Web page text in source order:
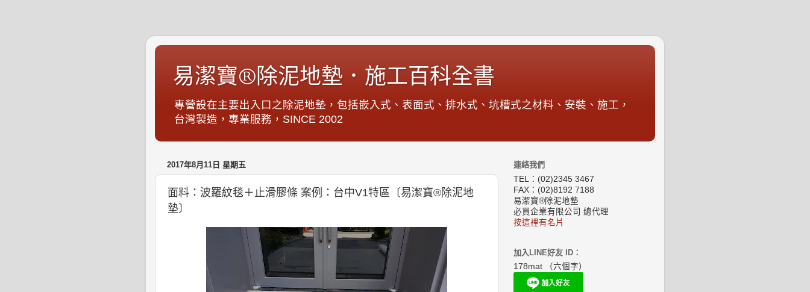
易潔寶®除泥地墊．施工百科全書
專營設在主要出入口之除泥地墊，包括嵌入式、表面式、排水式、坑槽式之材料、安裝、施工，
台灣製造，專業服務，SINCE 2002
2017年8月11日 星期五
面料：波羅紋毯＋止滑膠條 案例：台中V1特區〔易潔寶®除泥地
墊〕
連絡我們
TEL：(02)2345 3467
FAX：(02)8192 7188
易潔寶®除泥地墊
必買企業有限公司 總代理
按這裡有名片
加入LINE好友 ID：
178mat （六個字）